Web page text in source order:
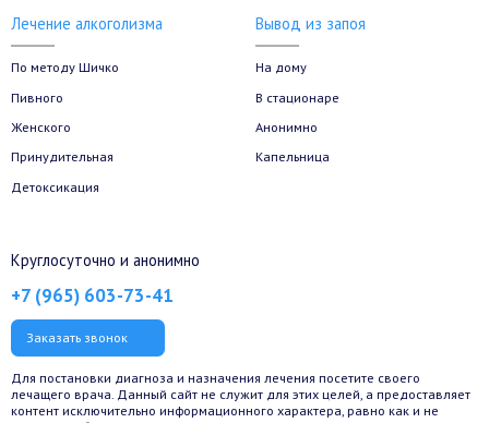
Лечение алкоголизма
По методу Шичко
Пивного
Женского
Принудительная
Детоксикация
Вывод из запоя
На дому
В стационаре
Анонимно
Капельница
Круглосуточно и анонимно
+7 (965) 603-73-41
Заказать звонок
Для постановки диагноза и назначения лечения посетите своего
лечащего врача. Данный сайт не служит для этих целей, а предоставляет
контент исключительно информационного характера, равно как и не